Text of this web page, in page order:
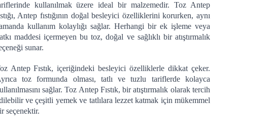
kullanılmak üzere ideal bir malzemedir. Toz Antep
Antep fıstığının doğal besleyici özelliklerini korurken, aynı
kullanım kolaylığı sağlar. Herhangi bir ek işleme veya
maddesi içermeyen bu toz, doğal ve sağlıklı bir atıştırmalık
sunar.
Antep Fıstık, içeriğindeki besleyici özelliklerle dikkat çeker.
toz formunda olması, tatlı ve tuzlu tariflerde kolayca
sağlar. Toz Antep Fıstık, bir atıştırmalık olarak tercih
ve çeşitli yemek ve tatlılara lezzet katmak için mükemmel
seçenektir.